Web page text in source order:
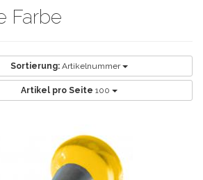
Farbe
Sortierung: Artikelnummer
Artikel pro Seite 100